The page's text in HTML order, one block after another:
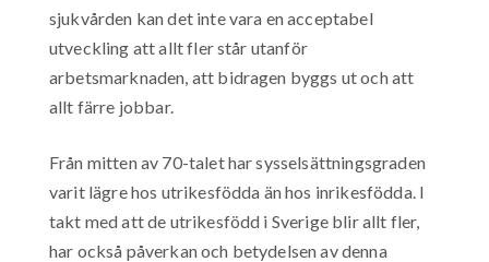
sjukvården kan det inte vara en acceptabel
utveckling att allt fler står utanför
arbetsmarknaden, att bidragen byggs ut och att
allt färre jobbar.
Från mitten av 70-talet har sysselsättningsgraden
varit lägre hos utrikesfödda än hos inrikesfödda. I
takt med att de utrikesfödd i Sverige blir allt fler,
har också påverkan och betydelsen av denna